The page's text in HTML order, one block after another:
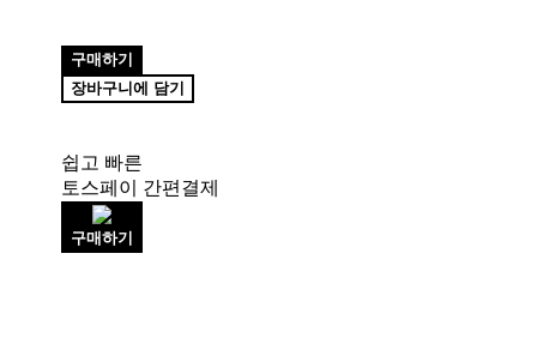
구매하기
장바구니에 담기
쉽고 빠른
토스페이 간편결제
구매하기